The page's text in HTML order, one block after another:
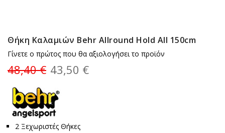
Θήκη Καλαμιών Behr Allround Hold All 150cm
Γίνετε ο πρώτος που θα αξιολογήσει το προϊόν
43,50 €
48,40 €
2 Ξεχωριστές Θήκες